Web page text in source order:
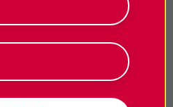
с коргитата?